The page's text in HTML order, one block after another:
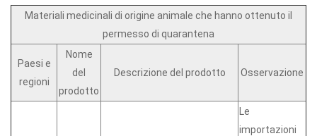
Materiali medicinali di origine animale che hanno ottenuto il
permesso di quarantena
Paesi e
regioni
Nome
del
prodotto
Descrizione del prodotto Osservazione
Le
importazioni